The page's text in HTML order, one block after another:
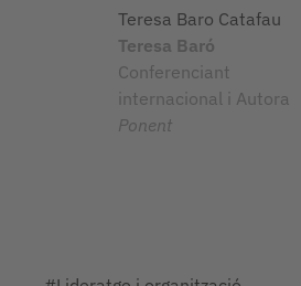
Teresa Baro Catafau
Teresa Baró
Conferenciant
internacional i Autora
Ponent